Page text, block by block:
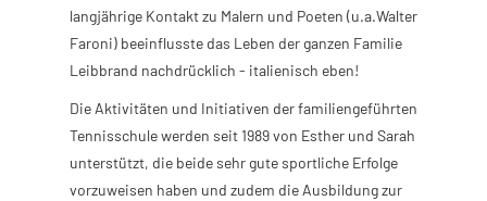
langjährige Kontakt zu Malern und Poeten (u.a.Walter
Faroni) beeinflusste das Leben der ganzen Familie
Leibbrand nachdrücklich - italienisch eben!
Die Aktivitäten und Initiativen der familiengeführten
Tennisschule werden seit 1989 von Esther und Sarah
unterstützt, die beide sehr gute sportliche Erfolge
vorzuweisen haben und zudem die Ausbildung zur